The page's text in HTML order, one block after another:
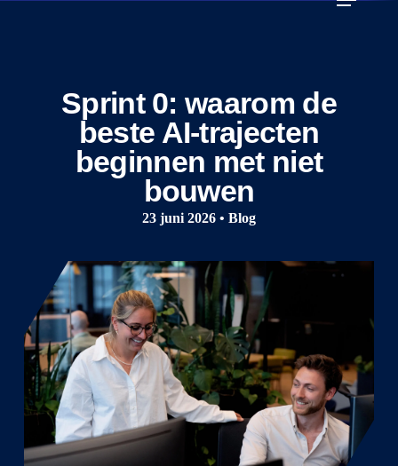
Sprint 0: waarom de
beste AI-trajecten
beginnen met niet
bouwen
23 juni 2026 • Blog